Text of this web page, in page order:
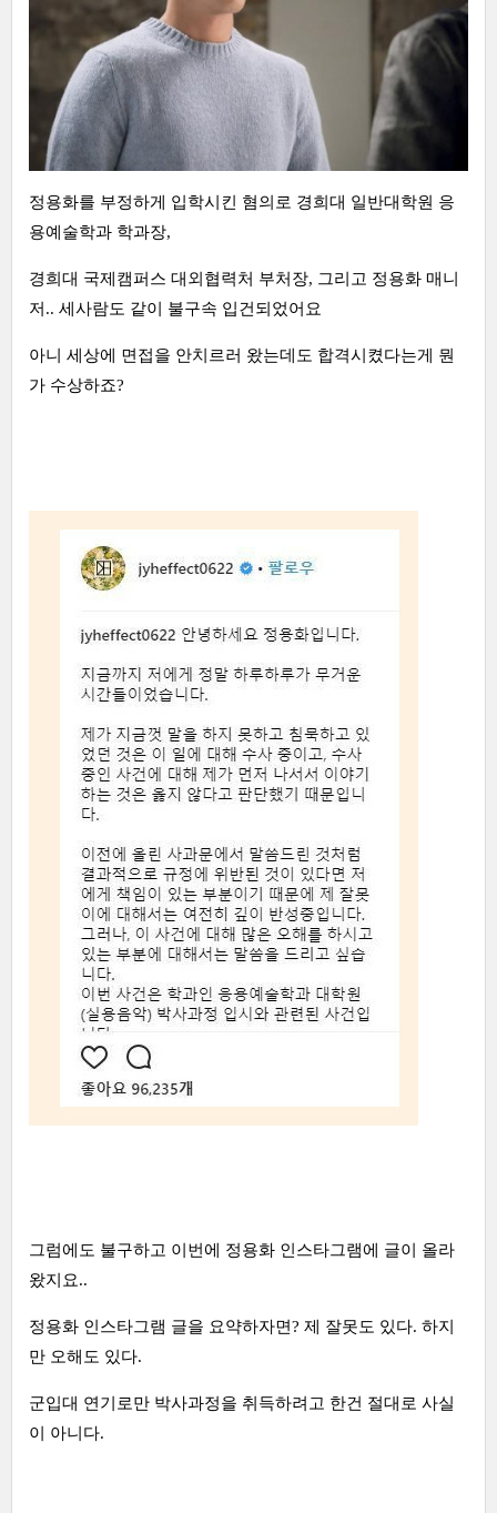
정용화를 부정하게 입학시킨 혐의로 경희대 일반대학원 응
용예술학과 학과장,
경희대 국제캠퍼스 대외협력처 부처장, 그리고 정용화 매니
저.. 세사람도 같이 불구속 입건되었어요
아니 세상에 면접을 안치르러 왔는데도 합격시켰다는게 뭔
가 수상하죠?
그럼에도 불구하고 이번에 정용화 인스타그램에 글이 올라
왔지요..
정용화 인스타그램 글을 요약하자면? 제 잘못도 있다. 하지
만 오해도 있다.
군입대 연기로만 박사과정을 취득하려고 한건 절대로 사실
이 아니다.